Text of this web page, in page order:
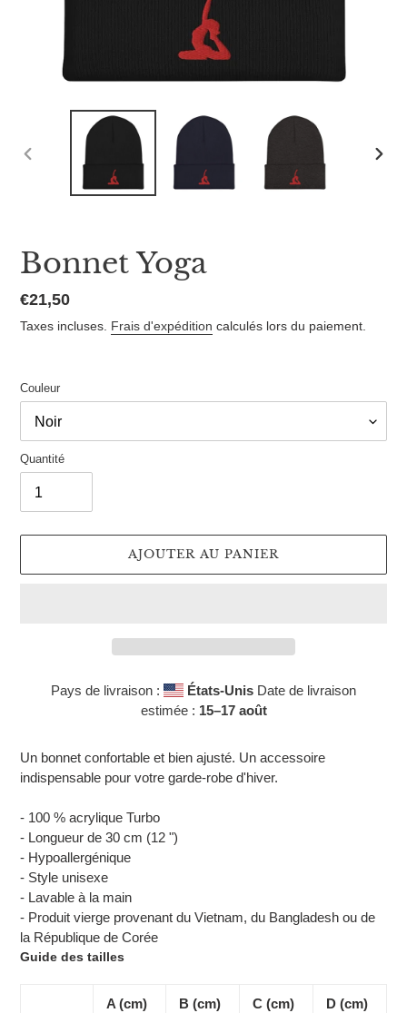
DIAPOSITIVE
PRÉCÉDENTE
Bonnet Yoga
Prix
normal
€21,50
Taxes incluses. Frais d'expédition calculés lors du paiement.
Couleur
Quantité
AJOUTER AU PANIER
Pays de livraison : États-Unis Date de livraison
estimée : 15⁠–17 août
produit
à
panier
Un bonnet confortable et bien ajusté. Un accessoire
indispensable pour votre garde-robe d'hiver.
- 100 % acrylique Turbo
- Longueur de 30 cm (12 ")
- Hypoallergénique
- Style unisexe
- Lavable à la main
- Produit vierge provenant du Vietnam, du Bangladesh ou de
la République de Corée
Guide des tailles
A (cm) B (cm) C (cm) D (cm)